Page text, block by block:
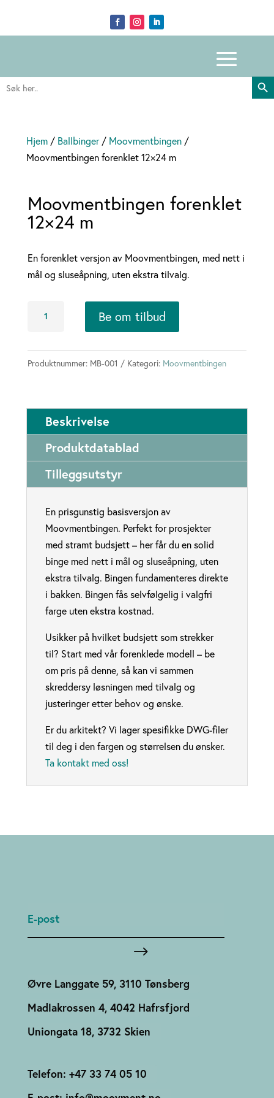
Search
for:
Search
Hjem/ Ballbinger/ Moovmentbingen/
Moovmentbingen forenklet 12×24 m
Moovmentbingen forenklet
12×24 m
En forenklet versjon av Moovmentbingen, med nett i
mål og sluseåpning, uten ekstra tilvalg.
m
Be om tilbud
Produktnummer: MB-001 Kategori: Moovmentbingen
Beskrivelse
Produktdatablad
Tilleggsutstyr
En prisgunstig basisversjon av
Moovmentbingen. Perfekt for prosjekter
med stramt budsjett – her får du en solid
binge med nett i mål og sluseåpning, uten
ekstra tilvalg. Bingen fundamenteres direkte
i bakken. Bingen fås selvfølgelig i valgfri
farge uten ekstra kostnad.
Usikker på hvilket budsjett som strekker
til? Start med vår forenklede modell – be
om pris på denne, så kan vi sammen
skreddersy løsningen med tilvalg og
justeringer etter behov og ønske.
Er du arkitekt? Vi lager spesifikke DWG-filer
til deg i den fargen og størrelsen du ønsker.
Ta kontakt med oss!
Øvre Langgate 59, 3110 Tønsberg
Madlakrossen 4, 4042 Hafrsfjord
Uniongata 18, 3732 Skien
Telefon: +47 33 74 05 10